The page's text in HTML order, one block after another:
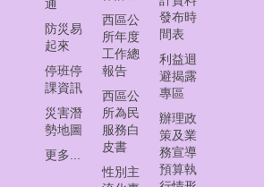
通
防災易
起來
停班停
課資訊
災害潛
勢地圖
更多...
西區公
所年度
工作總
報告
西區公
所為民
服務白
皮書
性別主
發布時
間表
利益迴
避揭露
專區
辦理政
策及業
務宣導
預算執